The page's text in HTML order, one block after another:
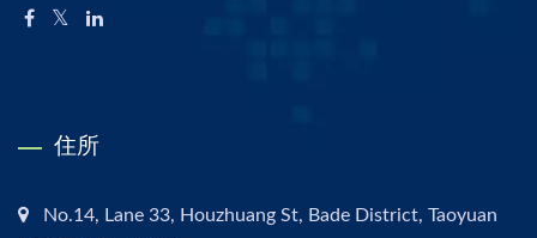
住所
No.14, Lane 33, Houzhuang St, Bade District, Taoyuan